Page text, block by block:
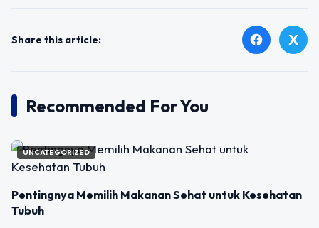
Share this article: facebook X
Recommended For You
UNCATEGORIZED
Pentingnya Memilih Makanan Sehat untuk Kesehatan
Tubuh